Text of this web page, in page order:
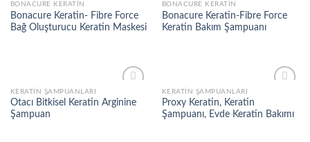
Add to
wishlist
BONACURE KERATIN
Bonacure Keratin- Fibre Force
Bağ Oluşturucu Keratin Maskesi
Add to
wishlist
BONACURE KERATIN
Bonacure Keratin-Fibre Force
Keratin Bakım Şampuanı
Add to
wishlist
KERATIN ŞAMPUANLARI
Otacı Bitkisel Keratin Arginine
Şampuan
KERATIN ŞAMPUANLARI
Proxy Keratin, Keratin
Şampuanı, Evde Keratin Bakımı